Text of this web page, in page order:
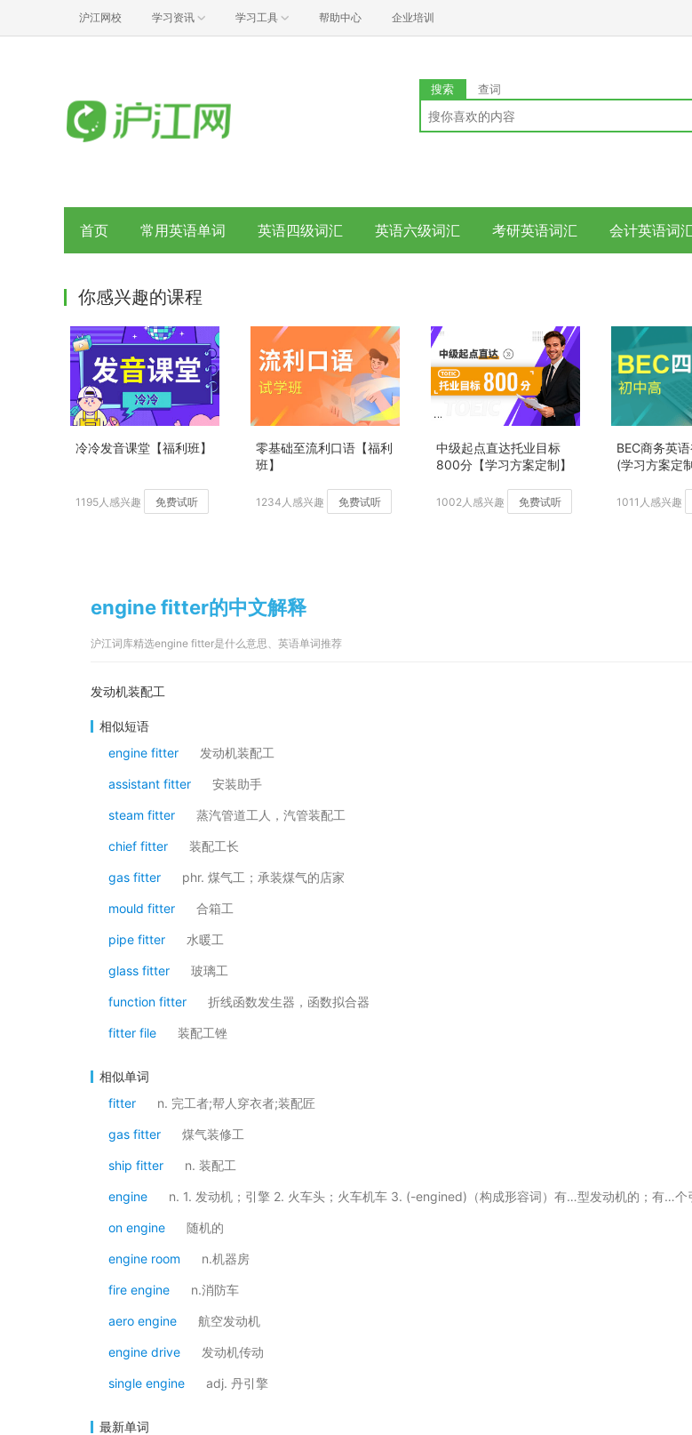
沪江网校 学习资讯 学习工具 帮助中心 企业培训
搜索 查词
首页 常用英语单词 英语四级词汇 英语六级词汇 考研英语词汇 会计英语词
你感兴趣的课程
冷冷发音课堂【福利班】
1195人感兴趣 免费试听
零基础至流利口语【福利
班】
1234人感兴趣 免费试听
中级起点直达托业目标
800分【学习方案定制】
1002人感兴趣 免费试听
BEC商务英
(学习方案定
1011人感兴趣
engine fitter的中文解释
沪江词库精选engine fitter是什么意思、英语单词推荐
发动机装配工
相似短语
engine fitter
发动机装配工
assistant fitter 安装助手
steam fitter 蒸汽管道工人，汽管装配工
chief fitter 装配工长
gas fitter phr. 煤气工；承装煤气的店家
mould fitter 合箱工
pipe fitter 水暖工
glass fitter 玻璃工
function fitter 折线函数发生器，函数拟合器
fitter file 装配工锉
相似单词
fitter
n. 完工者;帮人穿衣者;装配匠
gas fitter 煤气装修工
ship fitter n. 装配工
engine n. 1. 发动机；引擎 2. 火车头；火车机车 3. (-engined)（构成形容词）有…型发动机的；有…个
on engine 随机的
engine room n.机器房
fire engine n.消防车
aero engine 航空发动机
engine drive 发动机传动
single engine adj. 丹引擎
最新单词